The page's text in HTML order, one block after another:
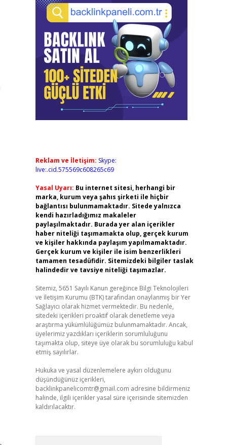
Reklam ve İletişim: Skype:
live:.cid.575569c608265c69
Yasal Uyarı: Bu internet sitesi, herhangi bir
marka, kurum veya şahıs şirketi ile hiçbir
bağlantısı bulunmamaktadır. Sitede yalnızca
kendi hazırladığımız makaleler
paylaşılmaktadır. Burada yer alan içerikler
haber niteliği taşımamakta olup, gerçek kurum
ve kişiler hakkında paylaşım yapılmamaktadır.
Gerçek kurum ve kişiler ile isim benzerlikleri
tamamen tesadüfidir. Sitemizdeki bilgiler taslak
halindedir ve tavsiye niteliği taşımazlar.
Sitemiz, 5651 Sayılı Kanun gereğince Bilgi Teknolojileri
ve İletişim Kurumu (BTK) tarafından onaylanmış bir Yer
Sağlayıcı olarak hizmet vermektedir. Bu nedenle,
sitedeki içerikleri proaktif olarak denetleme veya
araştırma yükümlülüğümüz bulunmamaktadır. Ancak,
üyelerimiz yazdıkları içeriklerin sorumluluğunu
taşımakta olup, siteye üye olarak bu sorumluluğu kabul
etmiş sayılırlar.
Hukuka ve yasal düzenlemelere aykırı olduğunu
düşündüğünüz içerikleri,
backlinkpanelicomtr@gmail.com adresine bildirmeniz
halinde, ilgili içerikler yasal süre içerisinde sitemizden
kaldırılacaktır.